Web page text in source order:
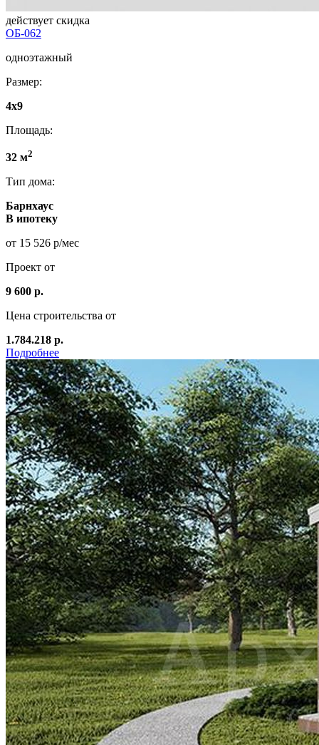
действует скидка
ОБ-062
одноэтажный
Размер:
4x9
Площадь:
32 м2
Тип дома:
Барнхаус
В ипотеку
от 15 526 р/мес
Проект от
9 600 р.
Цена строительства от
1.784.218 р.
Подробнее